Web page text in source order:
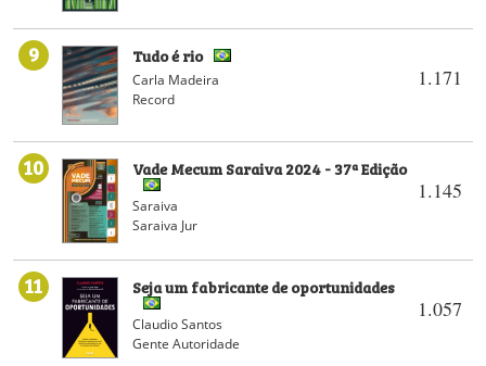
9
1.171
Tudo é rio
Carla Madeira
Record
10
1.145
Vade Mecum Saraiva 2024 - 37ª Edição
Saraiva
Saraiva Jur
11
1.057
Seja um fabricante de oportunidades
Claudio Santos
Gente Autoridade